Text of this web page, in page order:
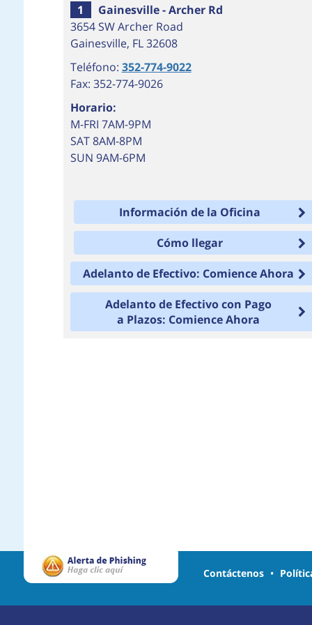
1
Gainesville - Archer Rd
3654 SW Archer Road
Gainesville, FL 32608
Teléfono: 352-774-9022
Fax: 352-774-9026
Horario:
M-FRI 7AM-9PM
SAT 8AM-8PM
SUN 9AM-6PM
Información de la Oficina
Cómo llegar
Adelanto de Efectivo: Comience Ahora
Adelanto de Efectivo con Pago
a Plazos: Comience Ahora
Contáctenos •